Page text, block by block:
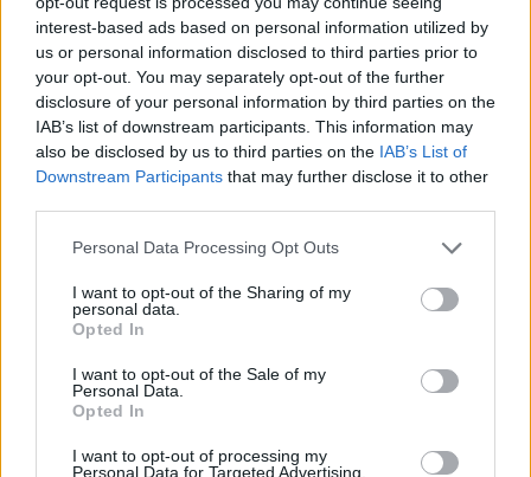
interest-based ads based on personal information utilized by
us or personal information disclosed to third parties prior to
your opt-out. You may separately opt-out of the further
disclosure of your personal information by third parties on the
IAB’s list of downstream participants. This information may
also be disclosed by us to third parties on the IAB’s List of
Downstream Participants that may further disclose it to other
Personal Data Processing Opt Outs
I want to opt-out of the Sharing of my
personal data.
Opted In
I want to opt-out of the Sale of my
Personal Data.
Opted In
I want to opt-out of processing my
Personal Data for Targeted Advertising.
Egyre nagyobb sikerrel működik Ukrajna
„humanitárius folyosója” a Fekete-tengeren. A
tengeri szállítmányok mellett a szárazföldi
infrastruktúra is egyre nagyobb forgalomról
számol be, az ukrán vasút beszámolója szerint
Egyre eredményesebb az alternatív fekete-tengeri
gabonafolyosó, ennek köszönhetően jelentősen
megnövekedett a vasúti szállítás az odesszai kikötőbe.
Valerij Tkacsov, az Ukrán Vasutak kereskedelmi
részlegének igazgatóhelyettese közölte, hogy az elmúlt
héten több mint 26%-kal, 4227-ről 5341-re nőtt az odesszai
kikötőkbe tartó gabonaszállító vagonok száma. A